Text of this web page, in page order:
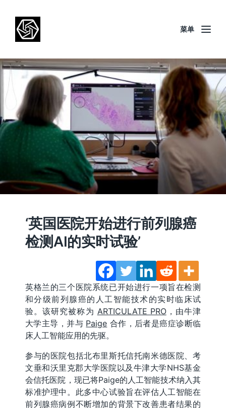
菜单
‘英国医院开始进行前列腺癌
检测AI的实时试验’
英格兰的三个医院系统已开始进行一项旨在检测
和分级前列腺癌的人工智能技术的实时临床试
验。该研究被称为 ARTICULATE PRO，由牛津
大学主导，并与 Paige 合作，后者是癌症诊断临
床人工智能应用的先驱。
参与的医院包括北布里斯托信托南米德医院、考
文垂和沃里克郡大学医院以及牛津大学NHS基金
会信托医院，现已将Paige的人工智能技术纳入其
标准护理中。此多中心试验旨在评估人工智能在
前列腺癌病例不断增加的背景下改善患者结果的